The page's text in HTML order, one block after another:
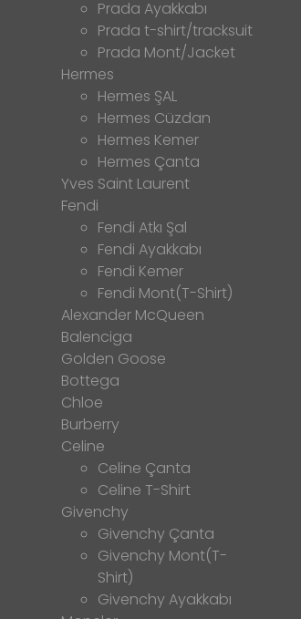
Prada Ayakkabı
Prada t-shirt/tracksuit
Prada Mont/Jacket
Hermes
Hermes ŞAL
Hermes Cüzdan
Hermes Kemer
Hermes Çanta
Yves Saint Laurent
Fendi
Fendi Atkı Şal
Fendi Ayakkabı
Fendi Kemer
Fendi Mont(T-Shirt)
Alexander McQueen
Balenciga
Golden Goose
Bottega
Chloe
Burberry
Celine
Celine Çanta
Celine T-Shirt
Givenchy
Givenchy Çanta
Givenchy Mont(T-
Shirt)
Givenchy Ayakkabı